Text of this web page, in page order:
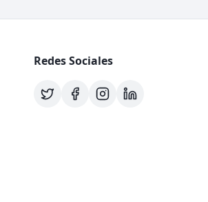
Redes Sociales